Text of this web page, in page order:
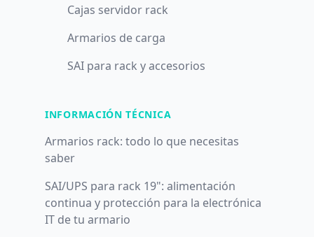
Cajas servidor rack
Armarios de carga
SAI para rack y accesorios
INFORMACIÓN TÉCNICA
Armarios rack: todo lo que necesitas
saber
SAI/UPS para rack 19": alimentación
continua y protección para la electrónica
IT de tu armario